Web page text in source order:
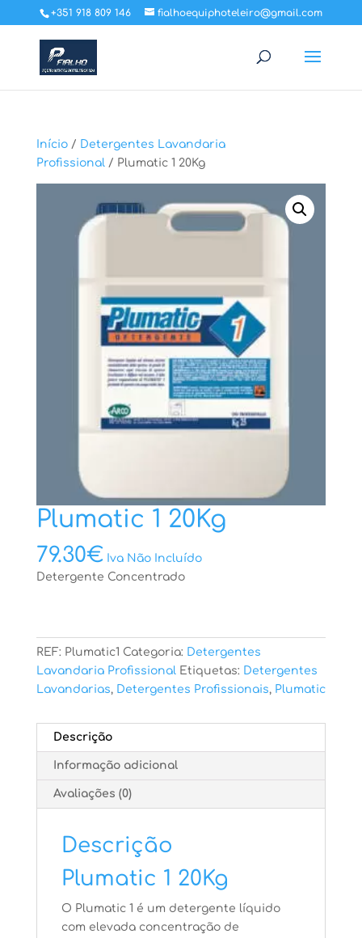
+351 918 809 146 fialhoequiphoteleiro@gmail.com
Início/ Detergentes Lavandaria
Profissional/ Plumatic 1 20Kg
Plumatic 1 20Kg
79.30€ Iva Não Incluído
Detergente Concentrado
REF: Plumatic1 Categoria: Detergentes
Lavandaria Profissional Etiquetas: Detergentes
Lavandarias, Detergentes Profissionais, Plumatic
Descrição
Informação adicional
Avaliações (0)
Descrição
Plumatic 1 20Kg
O Plumatic 1 é um detergente líquido
com elevada concentração de